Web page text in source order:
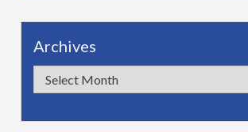
Archives
Archives